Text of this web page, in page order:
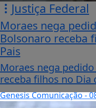
Justiça Federal
Moraes nega
Bolsonaro receba
Pais
Moraes nega
receba filhos no Dia
Genesis Comunicação-